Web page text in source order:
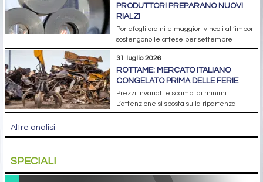
PRODUTTORI PREPARANO NUOVI
RIALZI
Portafogli ordini e maggiori vincoli all’import
sostengono le attese per settembre
31 luglio 2026
ROTTAME: MERCATO ITALIANO
CONGELATO PRIMA DELLE FERIE
Prezzi invariati e scambi ai minimi.
L’attenzione si sposta sulla ripartenza
Altre analisi
SPECIALI